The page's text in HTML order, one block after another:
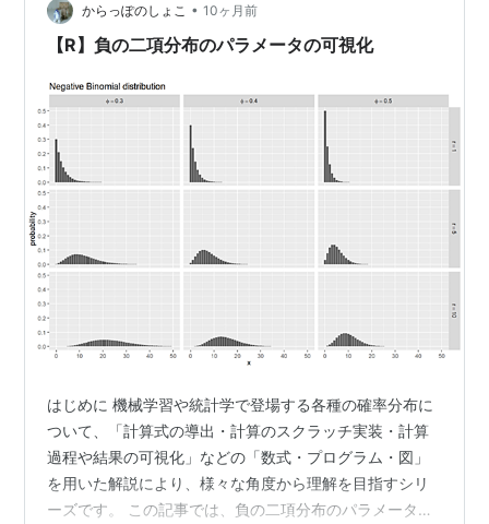
乱数の生成 乱数の集計 乱数の作図 サンプルサイズの影
響 サンプルサイズと形状の関係 参考文献 おわりに 負の
からっぽのしょこ • 10ヶ月前
【R】負の二項分布のパラメータの可視化
はじめに 機械学習や統計学で登場する各種の確率分布に
ついて、「計算式の導出・計算のスクラッチ実装・計算
過程や結果の可視化」などの「数式・プログラム・図」
を用いた解説により、様々な角度から理解を目指すシリ
ーズです。 この記事では、負の二項分布のパラメータの